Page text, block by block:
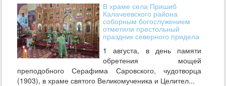
В храме села Пришиб
Калачеевского района
соборным богослужением
отметили престольный
праздник северного придела
1 августа, в день памяти
обретения мощей
преподобного Серафима Саровского, чудотворца
(1903), в храме святого Великомученика и Целител...